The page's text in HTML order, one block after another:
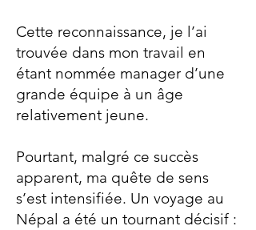
Cette reconnaissance, je l’ai
trouvée dans mon travail en
étant nommée manager d’une
grande équipe à un âge
relativement jeune.
Pourtant, malgré ce succès
apparent, ma quête de sens
s’est intensifiée. Un voyage au
Népal a été un tournant décisif :